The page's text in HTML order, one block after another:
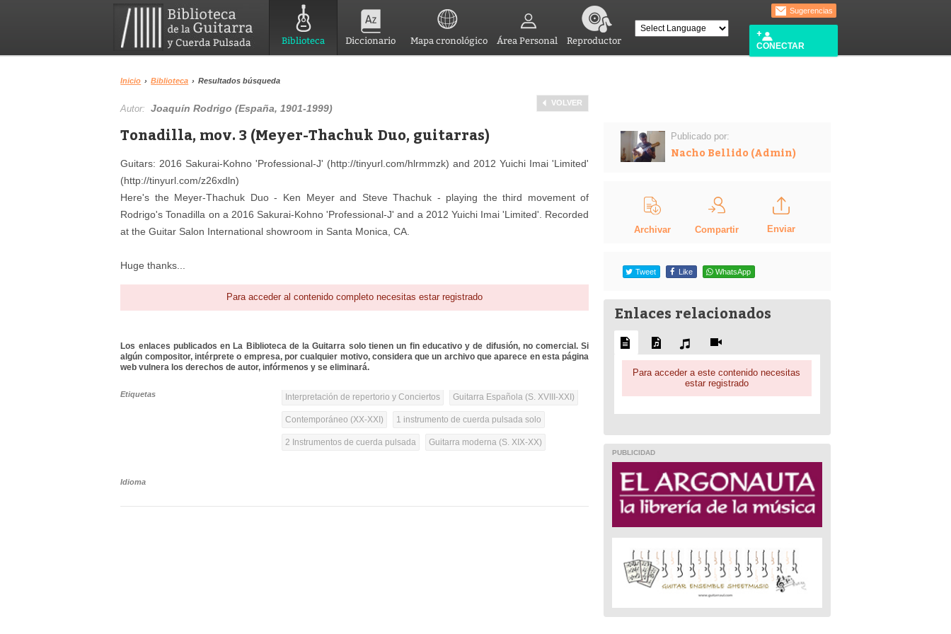
Biblioteca Diccionario Mapa cronológico Área Personal Reproductor
Sugerencias
CONECTAR
Inicio › Biblioteca › Resultados búsqueda
VOLVER
Autor:Joaquín Rodrigo (España, 1901-1999)
Tonadilla, mov. 3 (Meyer-Thachuk Duo, guitarras)
Guitars: 2016 Sakurai-Kohno 'Professional-J' (http://tinyurl.com/hlrmmzk) and 2012 Yuichi Imai 'Limited'
(http://tinyurl.com/z26xdln)
Here's the Meyer-Thachuk Duo - Ken Meyer and Steve Thachuk - playing the third movement of
Rodrigo's Tonadilla on a 2016 Sakurai-Kohno 'Professional-J' and a 2012 Yuichi Imai 'Limited'. Recorded
at the Guitar Salon International showroom in Santa Monica, CA.
Huge thanks...
Para acceder al contenido completo necesitas estar registrado
Los enlaces publicados en La Biblioteca de la Guitarra solo tienen un fin educativo y de difusión, no comercial. Si
algún compositor, intérprete o empresa, por cualquier motivo, considera que un archivo que aparece en esta página
web vulnera los derechos de autor, infórmenos y se eliminará.
Etiquetas Interpretación de repertorio y Conciertos Guitarra Española (S. XVIII-XXI)
Contemporáneo (XX-XXI) 1 instrumento de cuerda pulsada solo
2 Instrumentos de cuerda pulsada Guitarra moderna (S. XIX-XX)
Idioma
Publicado por:
Nacho Bellido (Admin)
Archivar Compartir Enviar
Tweet Like WhatsApp
Enlaces relacionados
Para acceder a este contenido necesitas
estar registrado
PUBLICIDAD